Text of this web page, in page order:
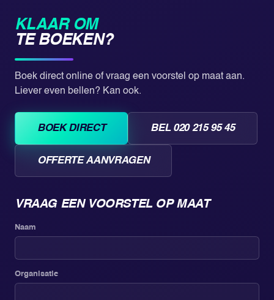
KLAAR OM
TE BOEKEN?
Boek direct online of vraag een voorstel op maat aan.
Liever even bellen? Kan ook.
BOEK DIRECT BEL 020 215 95 45
OFFERTE AANVRAGEN
VRAAG EEN VOORSTEL OP MAAT
Naam
Organisatie